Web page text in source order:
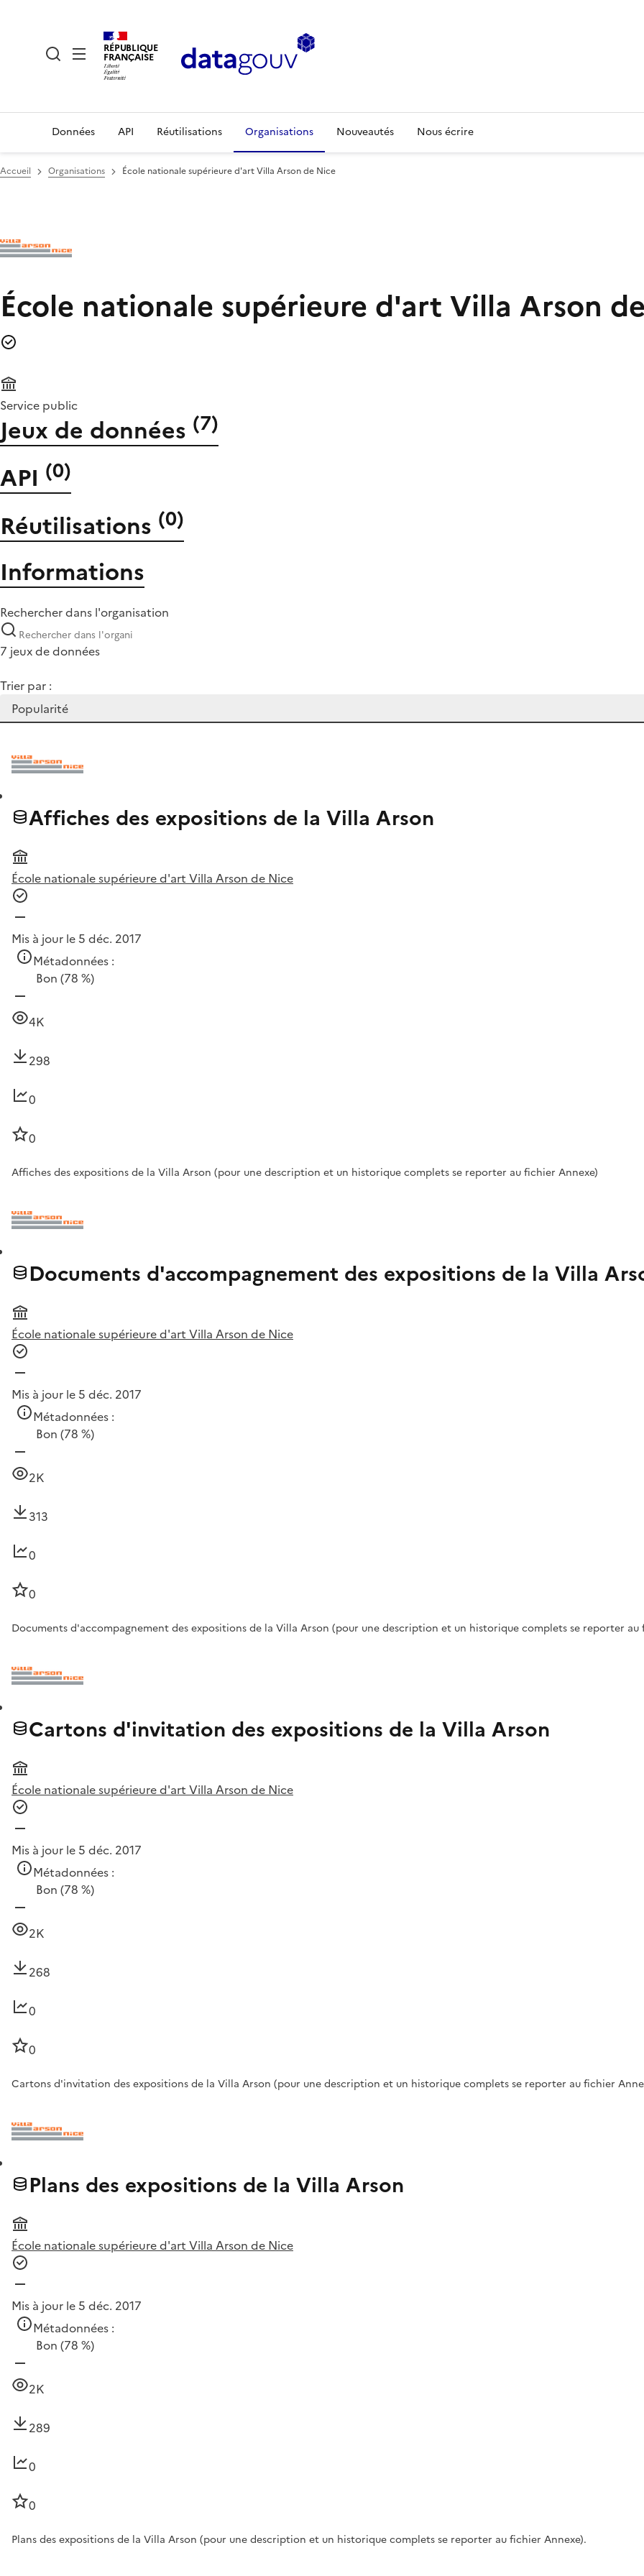
RÉPUBLIQUE
FRANÇAISE
Données API Réutilisations Organisations Nouveautés Nous écrire
Accueil Organisations École nationale supérieure d'art Villa Arson de Nice
École nationale supérieure d'art Villa Arson
Service public
Jeux de données (7)
API (0)
Réutilisations (0)
Informations
Rechercher dans l'organisation
7 jeux de données
Trier par :
Affiches des expositions de la Villa Arson
École nationale supérieure d'art Villa Arson de Nice
Mis à jour le 5 déc. 2017
Métadonnées :
Bon (78 %)
4K
298
0
0
Affiches des expositions de la Villa Arson (pour une description et un historique complets se reporter au fichier Annexe)
Documents d'accompagnement des expositions de la Villa
École nationale supérieure d'art Villa Arson de Nice
Mis à jour le 5 déc. 2017
Métadonnées :
Bon (78 %)
2K
313
0
0
Documents d'accompagnement des expositions de la Villa Arson (pour une description et un historique complets se reporter au
Cartons d'invitation des expositions de la Villa Arson
École nationale supérieure d'art Villa Arson de Nice
Mis à jour le 5 déc. 2017
Métadonnées :
Bon (78 %)
2K
268
0
0
Cartons d'invitation des expositions de la Villa Arson (pour une description et un historique complets se reporter au fichier
Plans des expositions de la Villa Arson
École nationale supérieure d'art Villa Arson de Nice
Mis à jour le 5 déc. 2017
Métadonnées :
Bon (78 %)
2K
289
0
0
Plans des expositions de la Villa Arson (pour une description et un historique complets se reporter au fichier Annexe).